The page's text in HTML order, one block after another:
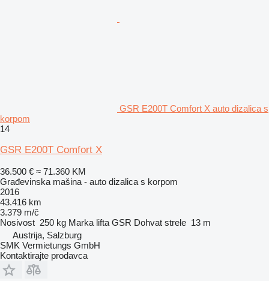
GSR E200T Comfort X auto dizalica s
korpom
14
GSR E200T Comfort X
36.500 € ≈ 71.360 KM
Građevinska mašina - auto dizalica s korpom
2016
43.416 km
3.379 m/č
Nosivost 250 kg Marka lifta GSR Dohvat strele 13 m
Austrija, Salzburg
SMK Vermietungs GmbH
Kontaktirajte prodavca